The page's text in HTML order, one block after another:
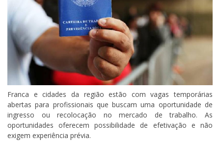
Franca e cidades da região estão com vagas temporárias
abertas para profissionais que buscam uma oportunidade de
ingresso ou recolocação no mercado de trabalho. As
oportunidades oferecem possibilidade de efetivação e não
exigem experiência prévia.